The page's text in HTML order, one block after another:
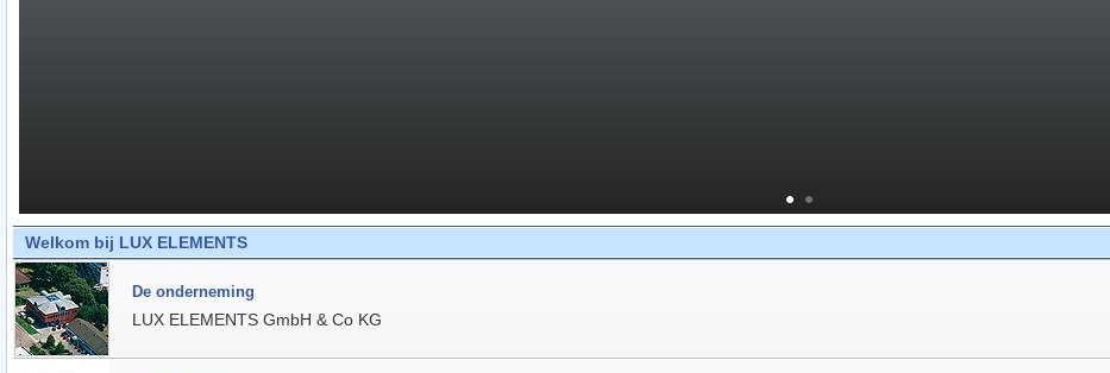
Welkom bij LUX ELEMENTS
De onderneming
LUX ELEMENTS GmbH & Co KG